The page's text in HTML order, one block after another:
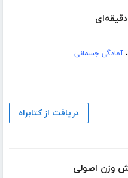
،آمادگی جسمانی
دریافت از کتابراه